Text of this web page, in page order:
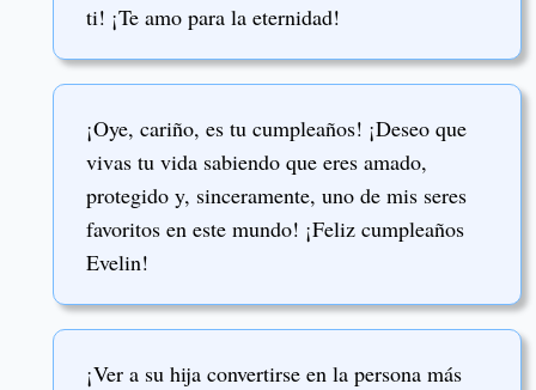
ti! ¡Te amo para la eternidad!
¡Oye, cariño, es tu cumpleaños! ¡Deseo que
vivas tu vida sabiendo que eres amado,
protegido y, sinceramente, uno de mis seres
favoritos en este mundo! ¡Feliz cumpleaños
Evelin!
¡Ver a su hija convertirse en la persona más